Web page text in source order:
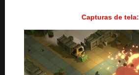
Capturas de tela: